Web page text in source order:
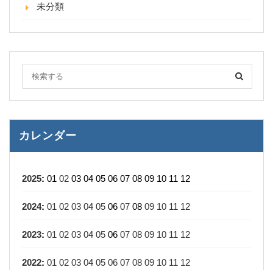
未分類
カレンダー
2025: 01 02 03 04 05 06 07 08 09 10 11 12
2024: 01 02 03 04 05 06 07 08 09 10 11 12
2023: 01 02 03 04 05 06 07 08 09 10 11 12
2022: 01 02 03 04 05 06 07 08 09 10 11 12